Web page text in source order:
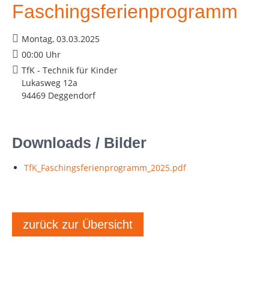
Faschingsferienprogramm
Montag, 03.03.2025
00:00 Uhr
TfK - Technik für Kinder
Lukasweg 12a
94469 Deggendorf
Downloads / Bilder
TfK_Faschingsferienprogramm_2025.pdf
zurück zur Übersicht